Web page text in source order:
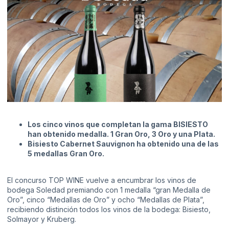
Los cinco vinos que completan la gama BISIESTO
han obtenido medalla. 1 Gran Oro, 3 Oro y una Plata.
Bisiesto Cabernet Sauvignon ha obtenido una de las
5 medallas Gran Oro.
El concurso TOP WINE vuelve a encumbrar los vinos de
bodega Soledad premiando con 1 medalla “gran Medalla de
Oro”, cinco “Medallas de Oro” y ocho “Medallas de Plata”,
recibiendo distinción todos los vinos de la bodega: Bisiesto,
Solmayor y Kruberg.